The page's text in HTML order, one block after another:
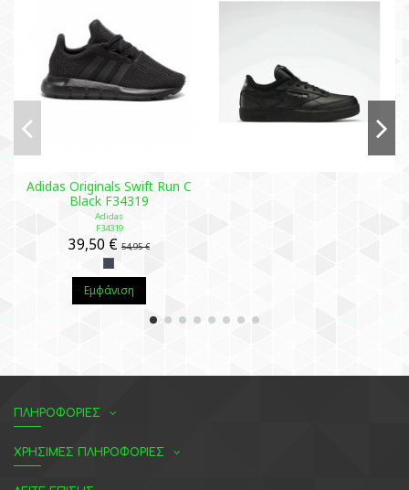
Adidas Originals Swift Run C
Black F34319
Adidas
F34319
39,50 € 54,95 €
Εμφάνιση
ΠΛΗΡΟΦΟΡΙΕΣ
ΧΡΗΣΙΜΕΣ ΠΛΗΡΟΦΟΡΙΕΣ